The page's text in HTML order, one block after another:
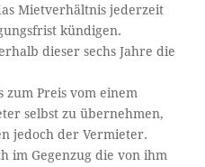
Mietverhältnis jederzeit
kündigen.
dieser sechs Jahre die
Preis vom einem
selbst zu übernehmen,
jedoch der Vermieter.
im Gegenzug die von ihm